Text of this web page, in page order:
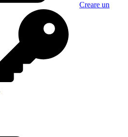
Creare un